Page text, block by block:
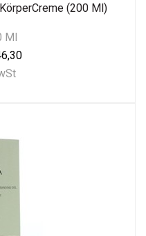
(200 Ml)
Ml